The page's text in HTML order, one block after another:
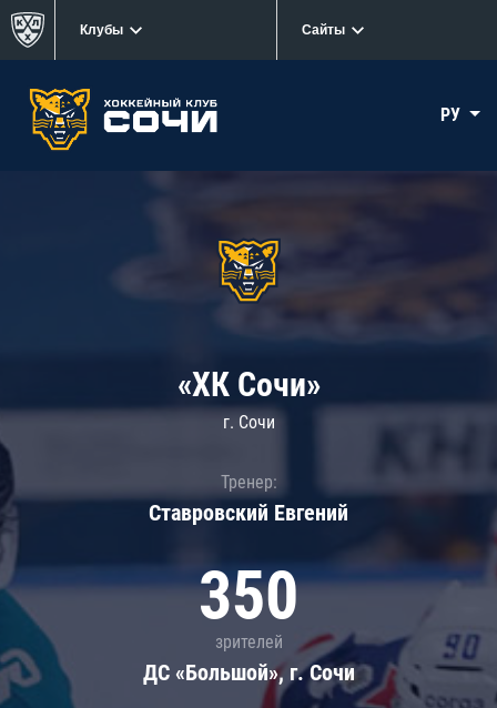
Клубы Сайты
РУ
«ХК Сочи»
г. Сочи
Тренер:
Ставровский Евгений
350
зрителей
ДС «Большой», г. Сочи